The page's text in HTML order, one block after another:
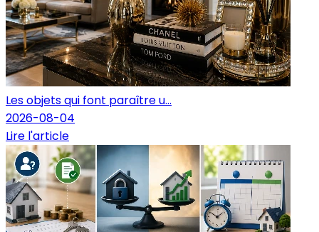
Les objets qui font paraître u...
2026-08-04
Lire l'article